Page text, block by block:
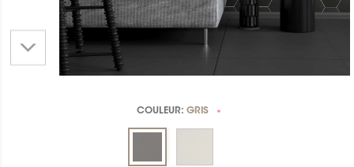
COULEUR:GRIS *